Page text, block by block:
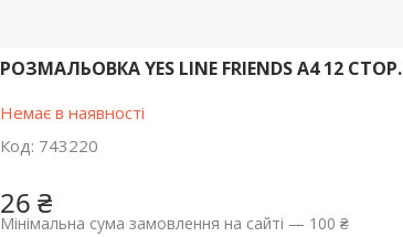
РОЗМАЛЬОВКА YES LINE FRIENDS А4 12 СТОР.
Немає в наявності
Код: 743220
26 ₴
Мінімальна сума замовлення на сайті — 100 ₴